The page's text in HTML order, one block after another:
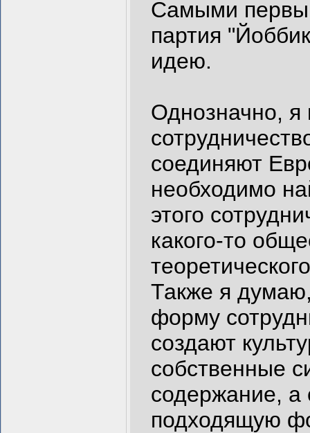
Самыми
партия
идею.
Однозначно, я
соединяют
необходимо
этого
какого-то
Также я
форму
создают
собственные
содержание, а
подходящую